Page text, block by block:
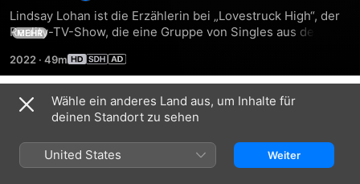
Lindsay Lohan ist die Erzählerin bei „Lovestruck High“, der
Reality-TV-Show, die eine Gruppe von Singles aus dem
sind, in ihre ganz eigene Highschool transportiert. Welches
Paar wird am Ende des Halbjahres zum Abschlussball-Adel
gekürt und gewinnt den Preis von $100.000?
MEHR
2022 · 49m
Staffel 1
Wähle ein anderes Land aus, um Inhalte für
deinen Standort zu sehen
United States Weiter